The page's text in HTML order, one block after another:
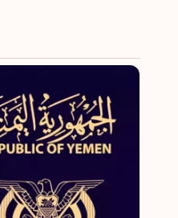
Essuatíni
Estados Unidos da
América
Estônia